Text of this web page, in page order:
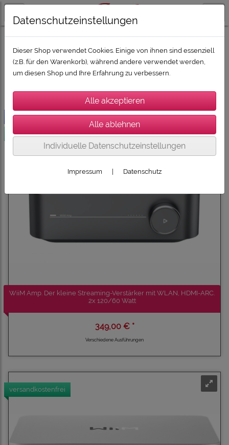
HIFI & HIGHEND WiiM STREAMING & AMP
Sortierung wählen
-20€
versandkostenfrei
WiiM Amp. Der kleine Streaming-Verstärker mit WLAN, HDMI-ARC.
2x 120/60 Watt
349,00 € *
Verschiedene Ausführungen
versandkostenfrei
Datenschutzeinstellungen
Dieser Shop verwendet Cookies. Einige von ihnen sind essenziell
(z.B. für den Warenkorb), während andere verwendet werden,
um diesen Shop und Ihre Erfahrung zu verbessern.
Individuelle Datenschutzeinstellungen
Impressum Datenschutz